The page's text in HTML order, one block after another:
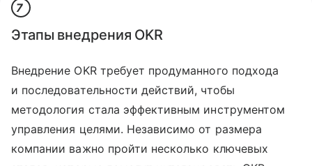
7
Этапы внедрения OKR
Внедрение OKR требует продуманного подхода
и последовательности действий, чтобы
методология стала эффективным инструментом
управления целями. Независимо от размера
компании важно пройти несколько ключевых